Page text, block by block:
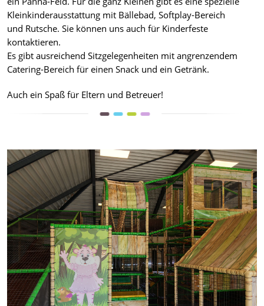
Kleinkinderausstattung mit Bällebad, Softplay-Bereich
und Rutsche. Sie können uns auch für Kinderfeste
kontaktieren.
Es gibt ausreichend Sitzgelegenheiten mit angrenzendem
Catering-Bereich für einen Snack und ein Getränk.
Auch ein Spaß für Eltern und Betreuer!